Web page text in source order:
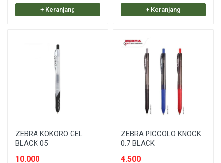
+ Keranjang + Keranjang
ZEBRA KOKORO GEL
BLACK 05
10.000
ZEBRA PICCOLO KNOCK
0.7 BLACK
4.500